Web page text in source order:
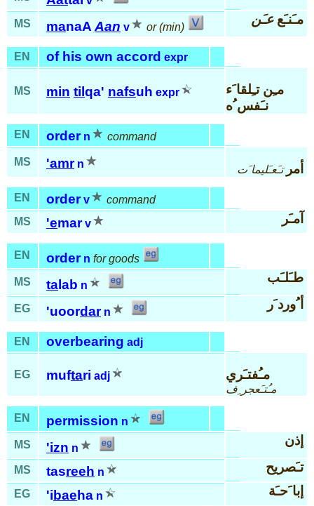
MS manaAAan v or (min)
مـَنـَععـَن
EN of his own accord expr
MS min til qa' nafsuh expr
مـِن تـِلقا َء
نـَفس ُه
EN order n command
MS 'amr n أمر تـَعـَليما َت
EN order v
command
MS
'emar v آمـَر
EN order n for goods
MS
ta lab n
طـَلـَب
EG 'uoordar n
أ ُورد َر
EN overbearing adj
EG muftari adj مـُفتـَري
مـُتـَعجر ِف
EN permission n
MS
'izn n
إذن
MS tasreeh n تـَصريح
EG 'ibaeha n إبا َحـَة